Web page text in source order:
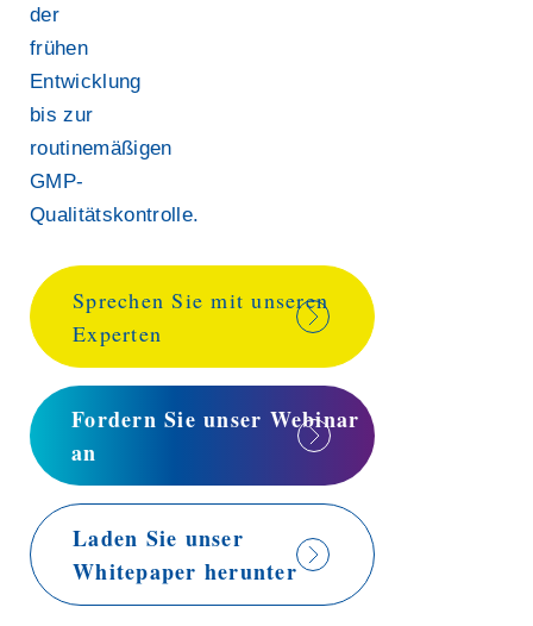
der
frühen
Entwicklung
bis zur
routinemäßigen
GMP-
Qualitätskontrolle.
Sprechen Sie mit unseren
Experten
Fordern Sie unser Webinar
an
Laden Sie unser
Whitepaper herunter